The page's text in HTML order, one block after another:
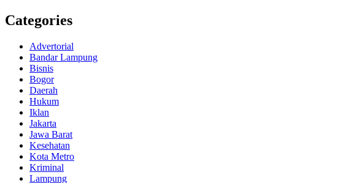
Categories
Advertorial
Bandar Lampung
Bisnis
Bogor
Daerah
Hukum
Iklan
Jakarta
Jawa Barat
Kesehatan
Kota Metro
Kriminal
Lampung